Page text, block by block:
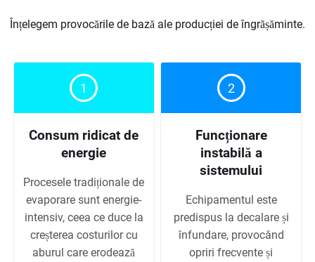
Înțelegem provocările de bază ale producției de îngrășăminte.
1
Consum ridicat de
energie
Procesele tradiționale de
evaporare sunt energie-
intensiv, ceea ce duce la
creșterea costurilor cu
aburul care erodează
2
Funcționare
instabilă a
sistemului
Echipamentul este
predispus la decalare și
înfundare, provocând
opriri frecvente și